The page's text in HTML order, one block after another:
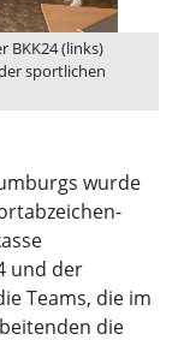
BKK24 (links)
sportlichen
wurde
und der
Teams, die im
die